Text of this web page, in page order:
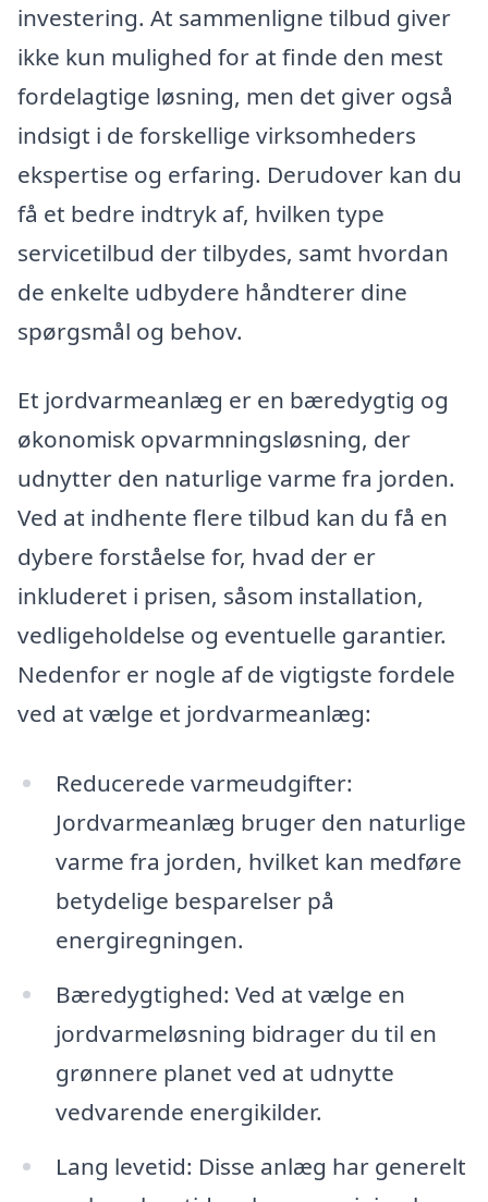
investering. At sammenligne tilbud giver
ikke kun mulighed for at finde den mest
fordelagtige løsning, men det giver også
indsigt i de forskellige virksomheders
ekspertise og erfaring. Derudover kan du
få et bedre indtryk af, hvilken type
servicetilbud der tilbydes, samt hvordan
de enkelte udbydere håndterer dine
spørgsmål og behov.
Et jordvarmeanlæg er en bæredygtig og
økonomisk opvarmningsløsning, der
udnytter den naturlige varme fra jorden.
Ved at indhente flere tilbud kan du få en
dybere forståelse for, hvad der er
inkluderet i prisen, såsom installation,
vedligeholdelse og eventuelle garantier.
Nedenfor er nogle af de vigtigste fordele
ved at vælge et jordvarmeanlæg:
Reducerede varmeudgifter:
Jordvarmeanlæg bruger den naturlige
varme fra jorden, hvilket kan medføre
betydelige besparelser på
energiregningen.
Bæredygtighed: Ved at vælge en
jordvarmeløsning bidrager du til en
grønnere planet ved at udnytte
vedvarende energikilder.
Lang levetid: Disse anlæg har generelt